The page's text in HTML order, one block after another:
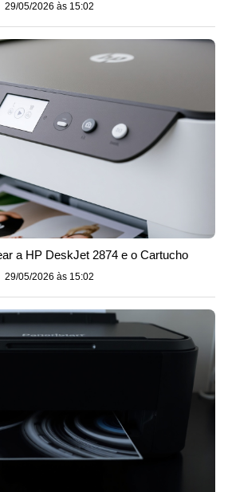
29/05/2026 às 15:02
a HP DeskJet 2874 e o Cartucho
29/05/2026 às 15:02